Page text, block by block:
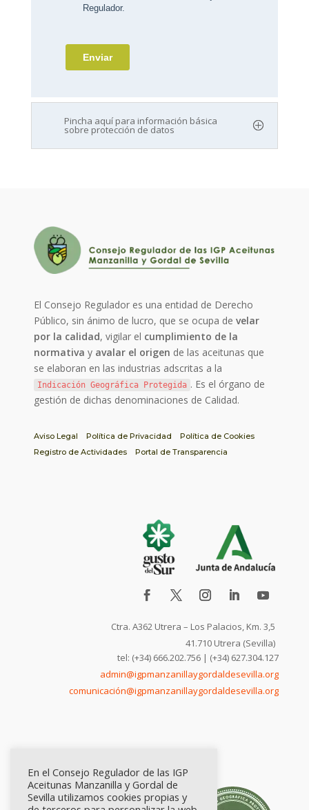
Pincha aquí para información básica
sobre protección de datos
El Consejo Regulador es una entidad de Derecho
Público, sin ánimo de lucro, que se ocupa develar
por la calidad, vigilar el cumplimiento de la
normativa y avalar el origen de las aceitunas que
se elaboran en las industrias adscritas a la
Indicación Geográfica Protegida . Es el órgano de
gestión de dichas denominaciones de Calidad.
Aviso Legal Política de Privacidad
Política de Cookies
Registro de Actividades
Portal de Transparencia
Ctra. A362 Utrera – Los Palacios, Km. 3,5
41.710 Utrera (Sevilla)
tel: (+34) 666.202.756 | (+34) 627.304.127
admin@igpmanzanillaygordaldesevilla.org
comunicación@igpmanzanillaygordaldesevilla.org
En el Consejo Regulador de las IGP
Aceitunas Manzanilla y Gordal de
Sevilla utilizamos cookies propias y